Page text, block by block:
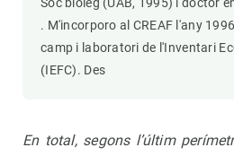
Sóc biòleg (UAB, 1995) i doctor
. M'incorporo al CREAF l'any
camp i laboratori de l'Inventari
(IEFC). Des
En total, segons l’últim